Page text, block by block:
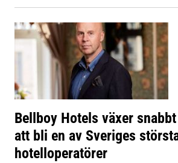
Bellboy Hotels växer
att bli en av Sveriges
hotelloperatörer